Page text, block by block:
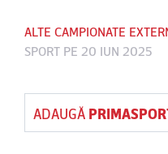
ALTE CAMPIONATE
SPORT PE 20 IUN 2025
ADAUGĂ